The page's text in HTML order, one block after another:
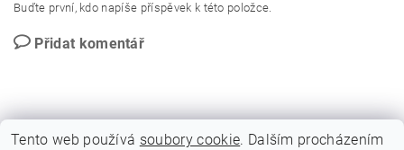
Buďte první, kdo napíše příspěvek k této položce.
Přidat komentář
Tento web používá soubory cookie. Dalším procházením